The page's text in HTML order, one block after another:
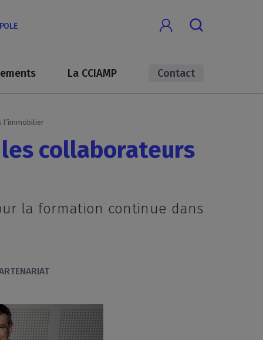
La CCIAMP Contact
l’immobilier
collaborateurs
la formation continue dans